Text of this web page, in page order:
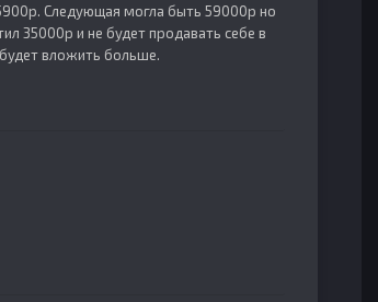
Следующая могла быть 59000р но
35000р и не будет продавать себе в
вложить больше.